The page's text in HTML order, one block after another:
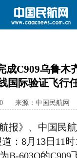
国内
智库 专题
成C909乌鲁
国际验证飞行
来源：中国民航网
报》、 中国民
： 8月13日11
B-603Q的C909